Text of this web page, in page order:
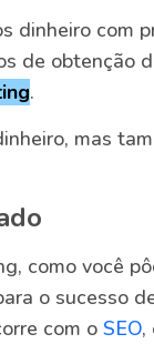
dinheiro com
de obtenção
.
mas
como você
o sucesso
com o SEO,